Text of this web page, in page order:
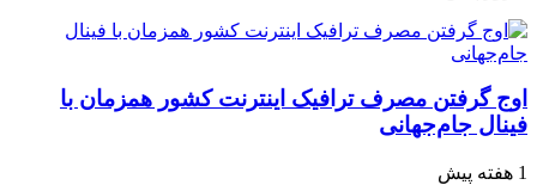
اوج گرفتن مصرف ترافیک اینترنت کشور همزمان با
فینال جام‌جهانی
1 هفته پیش